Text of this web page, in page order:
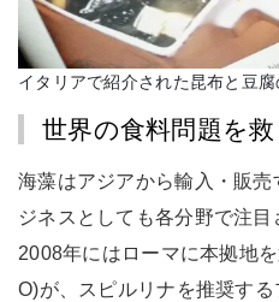
イタリアで紹介された昆布と豆
世界の食料問題を
海藻はアジアから輸入・販
ジネスとしても各分野で注目
2008年にはローマに本拠地
O)が、スピルリナを推奨す